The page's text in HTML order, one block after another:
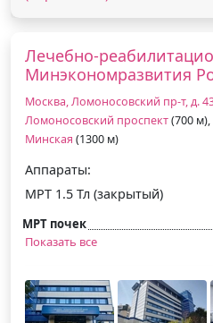
Лечебно-
Минэкономразвития
Москва, Ломоносовский пр-т, д.
Ломоносовский проспект(700
Минская (1300 м)
Аппараты:
МРТ 1.5 Тл (закрытый)
МРТ почек
Показать все